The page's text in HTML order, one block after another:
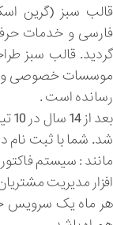
قالب سبز (گرین
گردید. قالب سبز
موسسات خصوصی و
رسانده است .
شد. شما با ثبت نام
افزار مدیریت
هر ماه یک سرویس